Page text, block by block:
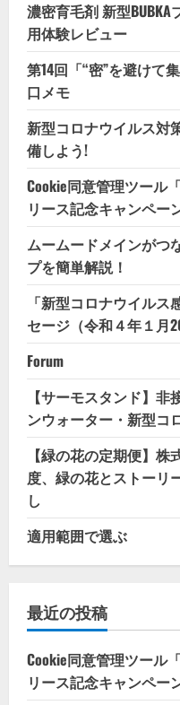
濃密育毛剤 新型
用体験レビュー
第14回「“密”を避けて
口メモ
新型コロナウイルス対
備しよう!
Cookie同意管理ツール
リース記念キャンペー
ムームードメインがつ
プを簡単解説！
「新型コロナウイル
セージ（令和４年１月
Forum
【サーモスタンド】
ンウォーター・新型コ
【緑の花の定期便】
度、緑の花とストーリ
し
適用範囲で選ぶ
最近の投稿
Cookie同意管理ツール
リース記念キャンペー